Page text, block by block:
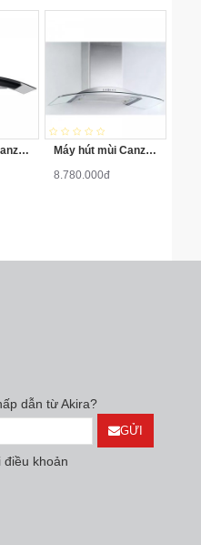
Máy hút mùi Canzy CZ-0490
Máy hút mùi Canzy CZ Deluxe 70A
8.780.000đ
dẫn từ Akira?
GỬI
điều khoản